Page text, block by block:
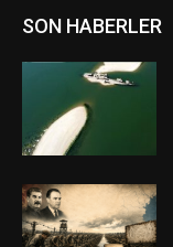
SON HABERLER